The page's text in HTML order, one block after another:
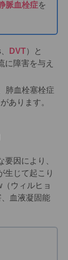
脈血栓症を
DVT）と
に障害を与え
肺血栓塞栓症
あります。
因により、
生じて起こり
ウィルヒョ
血液凝固能